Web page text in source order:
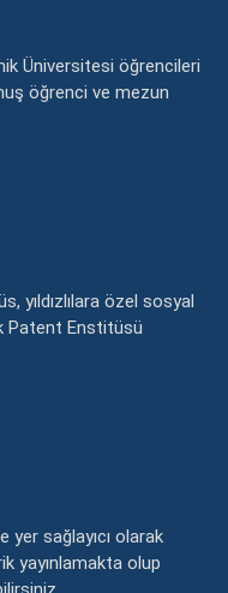
Üniversitesi öğrencileri
öğrenci ve mezun
yıldızlılara özel sosyal
Patent Enstitüsü
yer sağlayıcı olarak
yayınlamakta olup